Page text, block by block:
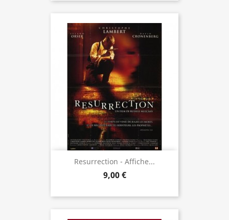
Resurrection - Affiche...
9,00 €